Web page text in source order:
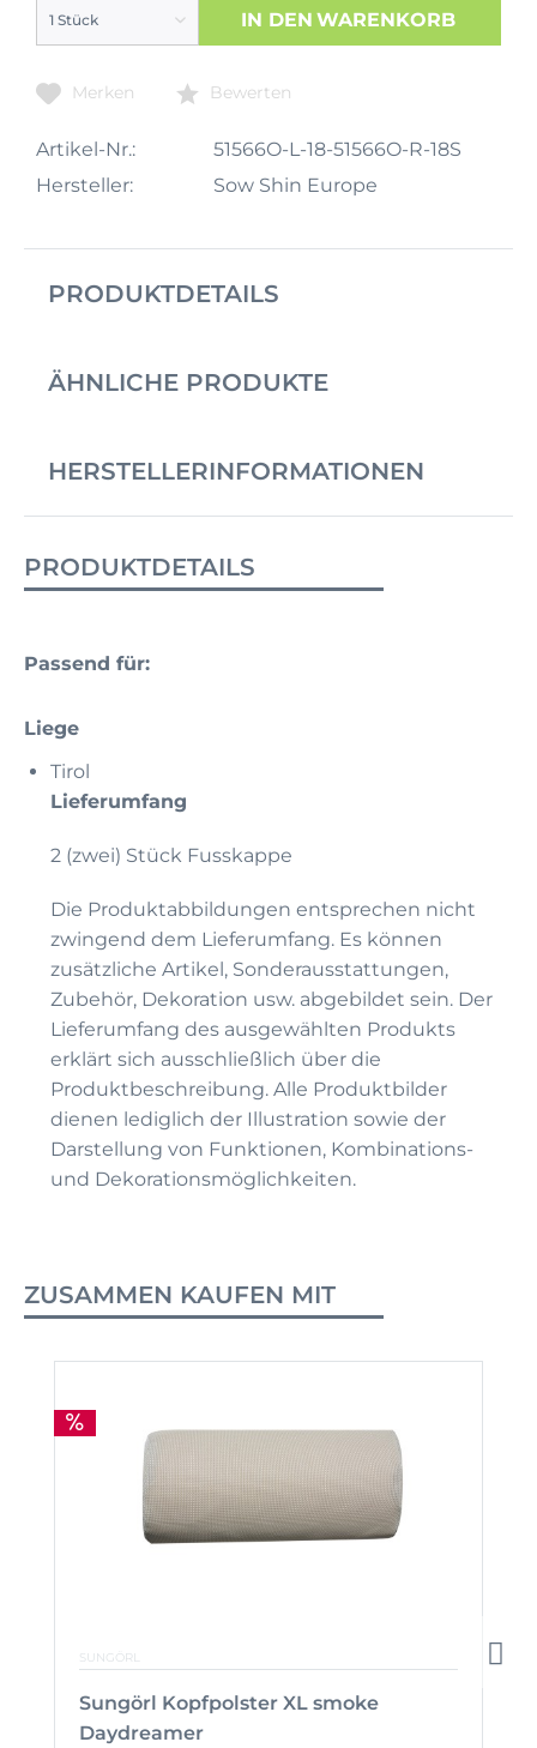
IN DEN WARENKORB
Merken Bewerten
Artikel-Nr.:
51566O-L-18-51566O-R-18S
Hersteller:
Sow Shin Europe
PRODUKTDETAILS
ÄHNLICHE PRODUKTE
HERSTELLERINFORMATIONEN
PRODUKTDETAILS
Passend für:
Liege
Tirol
Lieferumfang
2 (zwei) Stück Fusskappe
Die Produktabbildungen entsprechen nicht
zwingend dem Lieferumfang. Es können
zusätzliche Artikel, Sonderausstattungen,
Zubehör, Dekoration usw. abgebildet sein. Der
Lieferumfang des ausgewählten Produkts
erklärt sich ausschließlich über die
Produktbeschreibung. Alle Produktbilder
dienen lediglich der Illustration sowie der
Darstellung von Funktionen, Kombinations-
und Dekorationsmöglichkeiten.
ZUSAMMEN KAUFEN MIT
SUNGÖRL
Sungörl Kopfpolster XL smoke
Daydreamer